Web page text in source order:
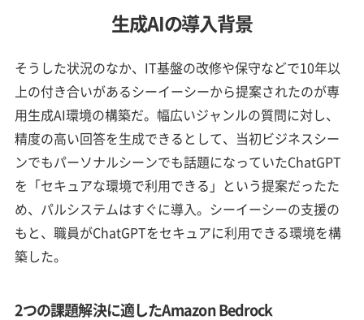
生成AIの導入背景
そうした状況のなか、IT基盤の改修や保守などで10年以
上の付き合いがあるシーイーシーから提案されたのが専
用生成AI環境の構築だ。幅広いジャンルの質問に対し、
精度の高い回答を生成できるとして、当初ビジネスシー
ンでもパーソナルシーンでも話題になっていたChatGPT
を「セキュアな環境で利用できる」という提案だったた
め、パルシステムはすぐに導入。シーイーシーの支援の
もと、職員がChatGPTをセキュアに利用できる環境を構
築した。
2つの課題解決に適したAmazon Bedrock